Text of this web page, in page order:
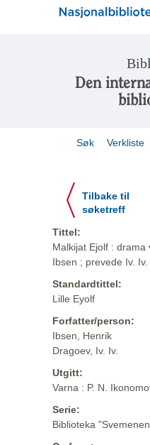
Den
Søk Verkliste
Tilbake til
søketreff
Tittel:
Malkijat Ejolf :
Ibsen ; prevede Iv.
Standardtittel:
Lille Eyolf
Forfatter/person:
Ibsen, Henrik
Dragoev, Iv. Iv.
Utgitt:
Varna : P. N.
Serie:
Biblioteka